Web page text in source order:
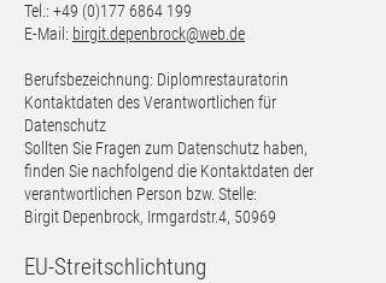
Tel.: +49 (0)177 6864 199
E-Mail: birgit.depenbrock@web.de
Berufsbezeichnung: Diplomrestauratorin
Kontaktdaten des Verantwortlichen für
Datenschutz
Sollten Sie Fragen zum Datenschutz haben,
finden Sie nachfolgend die Kontaktdaten der
verantwortlichen Person bzw. Stelle:
Birgit Depenbrock, Irmgardstr.4, 50969
EU-Streitschlichtung